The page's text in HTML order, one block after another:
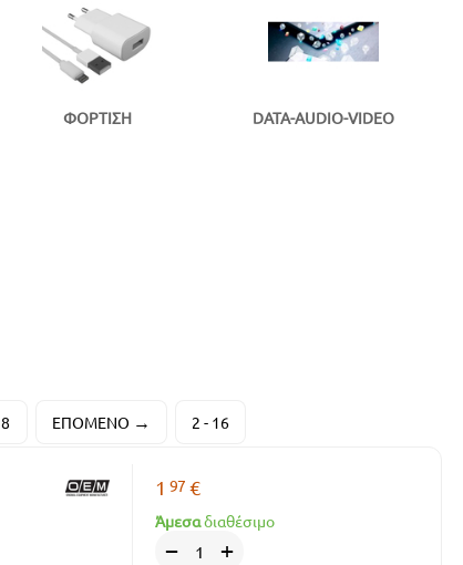
ΦΟΡΤΙΣΗ DATA-AUDIO-VIDEO
8 ΕΠΌΜΕΝΟ 2 - 16
1 97 €
Άμεσαδιαθέσιμο
+
−